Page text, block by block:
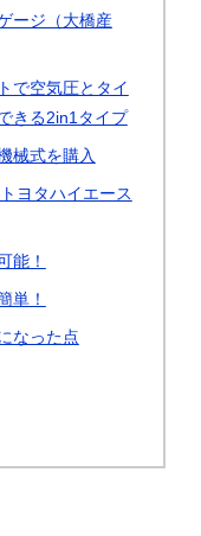
ージ（大橋産
で空気圧とタイ
きる2in1タイプ
械式を購入
ヨタハイエース
能！
単！
なった点